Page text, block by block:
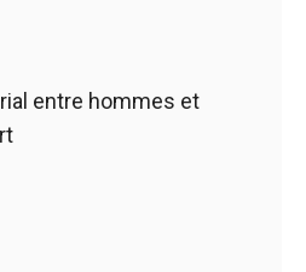
entre hommes et